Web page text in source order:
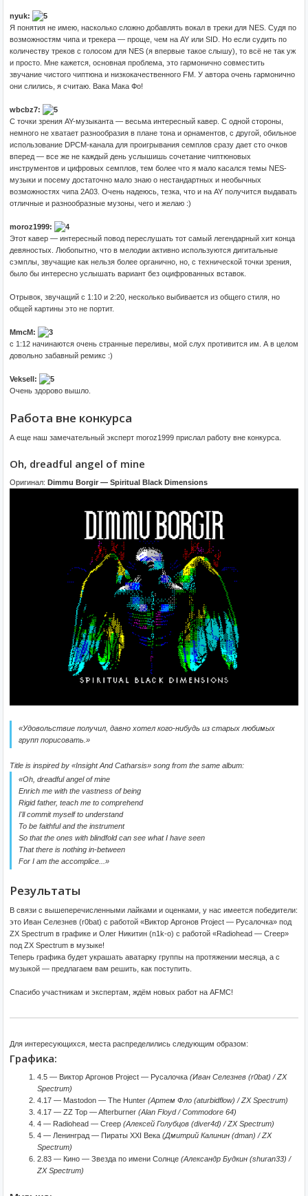
nyuk:
Я понятия не имею, насколько сложно добавлять вокал в треки для NES. Судя по
возможностям чипа и трекера — проще, чем на AY или SID. Но если судить по
количеству треков с голосом для NES (я впервые такое слышу), то всё не так уж
и просто. Мне кажется, основная проблема, это гармонично совместить
звучание чистого чиптюна и низкокачественного FM. У автора очень гармонично
они слились, я считаю. Вака Мака Фо!
wbcbz7:
С точки зрения AY-музыканта — весьма интересный кавер. С одной стороны,
немного не хватает разнообразия в плане тона и орнаментов, с другой, обильное
использование DPCM-канала для проигрывания семплов сразу дает сто очков
вперед — все же не каждый день услышишь сочетание чиптюновых
инструментов и цифровых семплов, тем более что я мало касался темы NES-
музыки и посему достаточно мало знаю о нестандартных и необычных
возможностях чипа 2A03. Очень надеюсь, тезка, что и на AY получится выдавать
отличные и разнообразные музоны, чего и желаю :)
moroz1999:
Этот кавер — интересный повод переслушать тот самый легендарный хит конца
девяностых. Любопытно, что в мелодии активно используются дигитальные
сэмплы, звучащие как нельзя более органично, но, с технической точки зрения,
было бы интересно услышать вариант без оцифрованных вставок.
Отрывок, звучащий с 1:10 и 2:20, несколько выбивается из общего стиля, но
общей картины это не портит.
MmcM:
с 1:12 начинаются очень странные переливы, мой слух противится им. А в целом
довольно забавный ремикс :)
Veksell:
Очень здорово вышло.
Работа вне конкурса
А еще наш замечательный эксперт moroz1999 прислал работу вне конкурса.
Oh, dreadful angel of mine
Оригинал: Dimmu Borgir — Spiritual Black Dimensions
«Удовольствие получил, давно хотел кого-нибудь из старых любимых
групп порисовать.»
Title is inspired by «Insight And Catharsis» song from the same album:
«Oh, dreadful angel of mine
Enrich me with the vastness of being
Rigid father, teach me to comprehend
I'll commit myself to understand
To be faithful and the instrument
So that the ones with blindfold can see what I have seen
That there is nothing in-between
For I am the accomplice...»
Результаты
В связи с вышеперечисленными лайками и оценками, у нас имеется победители:
это Иван Селезнев (r0bat) с работой «Виктор Аргонов Project — Русалочка» под
ZX Spectrum в графике и Олег Никитин (n1k-o) с работой «Radiohead — Creep»
под ZX Spectrum в музыке!
Теперь графика будет украшать аватарку группы на протяжении месяца, а с
музыкой — предлагаем вам решить, как поступить.
Спасибо участникам и экспертам, ждём новых работ на AFMC!
Для интересующихся, места распределились следующим образом:
Графика:
4.5 — Виктор Аргонов Project — Русалочка (Иван Селезнев (r0bat) / ZX
Spectrum)
4.17 — Mastodon — The Hunter (Артем Фло (aturbidflow) / ZX Spectrum)
4.17 — ZZ Top — Afterburner (Alan Floyd / Commodore 64)
4 — Radiohead — Creep (Алексей Голубцов (diver4d) / ZX Spectrum)
4 — Ленинград — Пираты XXI Века (Дмитрий Калинин (dman) / ZX
Spectrum)
2.83 — Кино — Звезда по имени Солнце (Александр Будкин (shuran33) /
ZX Spectrum)